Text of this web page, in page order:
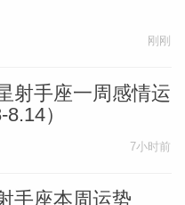
刚刚
射手座一周感情运
）
7小时前
手座本周运势